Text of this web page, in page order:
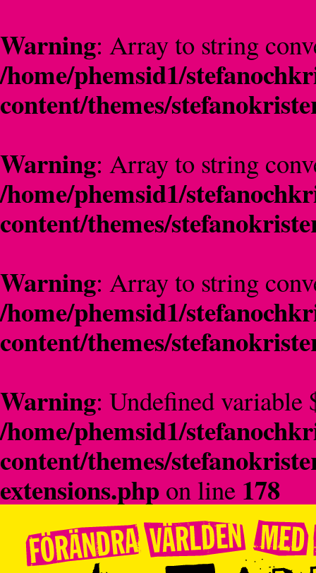
Warning: Array to string
/home/phemsid1/
content/themes/
Warning: Array to string
/home/phemsid1/
content/themes/
Warning: Array to string
/home/phemsid1/
content/themes/
Warning: Undefined variable
/home/phemsid1/
content/themes/
extensions.php on line 178